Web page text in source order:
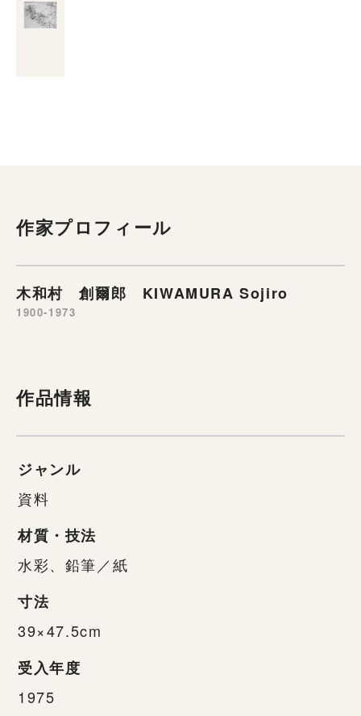
作家プロフィール
木和村 創爾郎 KIWAMURA Sojiro
1900-1973
作品情報
ジャンル
資料
材質・技法
水彩、鉛筆／紙
寸法
39×47.5cm
受入年度
1975